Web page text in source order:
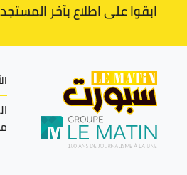
ابقوا على اطلاع بآخر